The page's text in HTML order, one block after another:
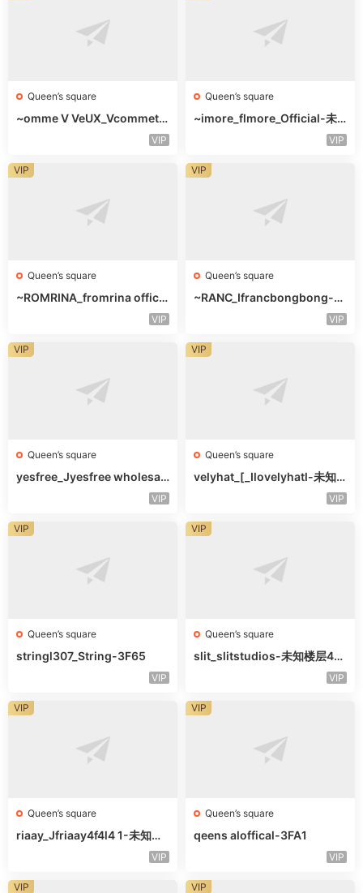
Queen’s square
~omme V VeUX_Vcommetu
VIP
Queen’s square
~imore_flmore_Official-未
VIP
Queen’s square
~ROMRINA_fromrina officia
VIP
VIP
Queen’s square
~RANC_Ifrancbongbong-未
VIP
VIP
Queen’s square
yesfree_Jyesfree wholesal
VIP
VIP
Queen’s square
velyhat_[_Ilovelyhatl-未知
VIP
VIP
Queen’s square
stringl307_String-3F65
VIP
VIP
Queen’s square
slit_slitstudios-未知楼层415
VIP
VIP
Queen’s square
riaay_Jfriaay4f4l4 1-未知楼
VIP
VIP
Queen’s square
qeens aloffical-3FA1
VIP
VIP
VIP VIP